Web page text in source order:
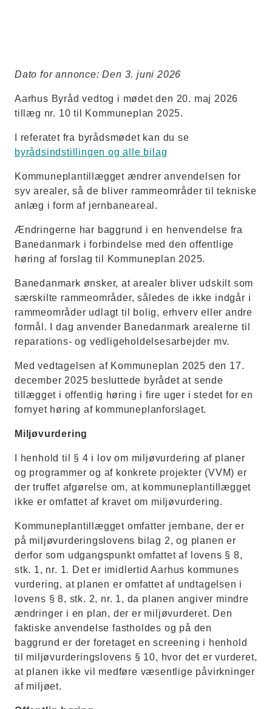
Dato for annonce: Den 3. juni 2026
Aarhus Byråd vedtog i mødet den 20. maj 2026
tillæg nr. 10 til Kommuneplan 2025.
I referatet fra byrådsmødet kan du se
byrådsindstillingen og alle bilag
Kommuneplantillægget ændrer anvendelsen for
syv arealer, så de bliver rammeområder til tekniske
anlæg i form af jernbaneareal.
Ændringerne har baggrund i en henvendelse fra
Banedanmark i forbindelse med den offentlige
høring af forslag til Kommuneplan 2025.
Banedanmark ønsker, at arealer bliver udskilt som
særskilte rammeområder, således de ikke indgår i
rammeområder udlagt til bolig, erhverv eller andre
formål. I dag anvender Banedanmark arealerne til
reparations- og vedligeholdelsesarbejder mv.
Med vedtagelsen af Kommuneplan 2025 den 17.
december 2025 besluttede byrådet at sende
tillægget i offentlig høring i fire uger i stedet for en
fornyet høring af kommuneplanforslaget.
Miljøvurdering
I henhold til § 4 i lov om miljøvurdering af planer
og programmer og af konkrete projekter (VVM) er
der truffet afgørelse om, at kommuneplantillægget
ikke er omfattet af kravet om miljøvurdering.
Kommuneplantillægget omfatter jernbane, der er
på miljøvurderingslovens bilag 2, og planen er
derfor som udgangspunkt omfattet af lovens § 8,
stk. 1, nr. 1. Det er imidlertid Aarhus kommunes
vurdering, at planen er omfattet af undtagelsen i
lovens § 8, stk. 2, nr. 1, da planen angiver mindre
ændringer i en plan, der er miljøvurderet. Den
faktiske anvendelse fastholdes og på den
baggrund er der foretaget en screening i henhold
til miljøvurderingslovens § 10, hvor det er vurderet,
at planen ikke vil medføre væsentlige påvirkninger
af miljøet.